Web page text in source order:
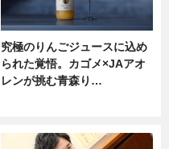
究極のりんごジュースに込め
られた覚悟。カゴメ×JAアオ
レンが挑む青森り…